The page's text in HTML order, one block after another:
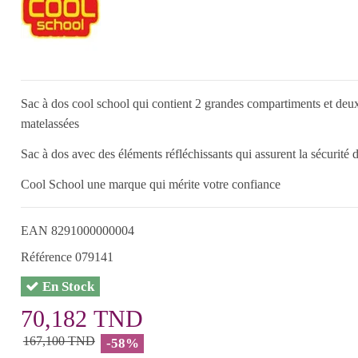
Sac à dos cool school qui contient 2 grandes compartiments et
matelassées
Sac à dos avec des éléments réfléchissants qui assurent la
Cool School une marque qui mérite votre confiance
EAN 8291000000004
Référence 079141
En Stock
70,182 TND
167,100 TND -58%